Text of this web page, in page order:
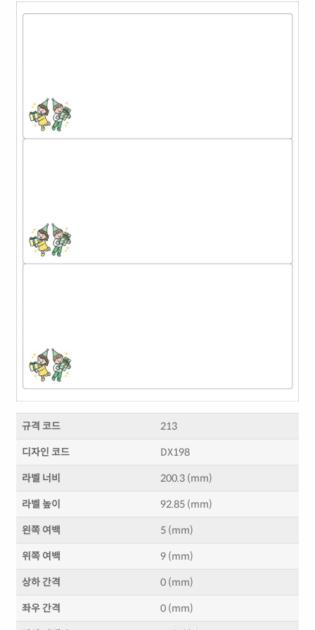
규격 코드 213
디자인 코드 DX198
라벨 너비 200.3 (mm)
라벨 높이 92.85 (mm)
왼쪽 여백 5 (mm)
위쪽 여백 9 (mm)
상하 간격 0 (mm)
좌우 간격 0 (mm)